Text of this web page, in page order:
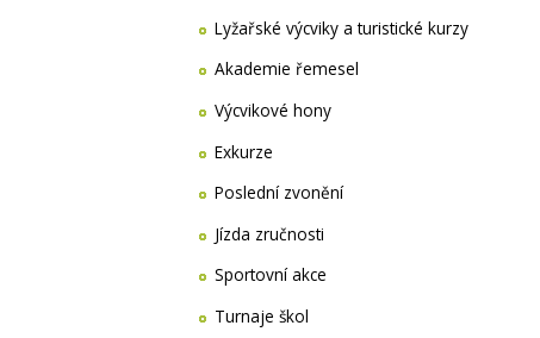
Lyžařské výcviky a turistické kurzy
Akademie řemesel
Výcvikové hony
Exkurze
Poslední zvonění
Jízda zručnosti
Sportovní akce
Turnaje škol